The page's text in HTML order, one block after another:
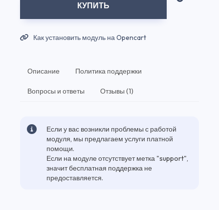
КУПИТЬ
Как установить модуль на Opencart
Описание Политика поддержки
Вопросы и ответы Отзывы (1)
Если у вас возникли проблемы с работой
модуля, мы предлагаем услуги платной
помощи.
Если на модуле отсутствует метка "support",
значит бесплатная поддержка не
предоставляется.